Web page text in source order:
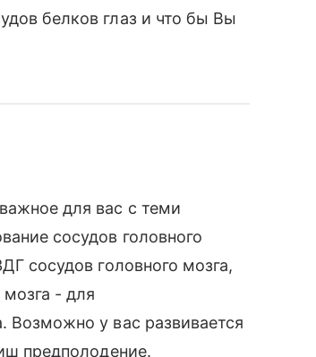
белков глаз и что бы Вы
для вас с теми
сосудов головного
сосудов головного мозга,
- для
Возможно у вас развивается
предполодение.